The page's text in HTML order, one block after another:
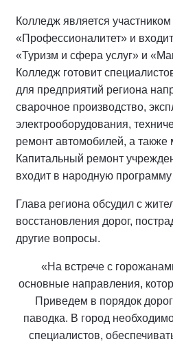
Колледж является
«Профессионалитет» и
«Туризм и сфера услуг» и
Колледж готовит
для предприятий региона
сварочное производство,
электрооборудования,
ремонт автомобилей, а
Капитальный ремонт
входит в народную
Глава региона обсудил с
восстановления дорог,
другие вопросы.
«На встрече с
основные направления,
Приведем в порядок
паводка. В город
специалистов,